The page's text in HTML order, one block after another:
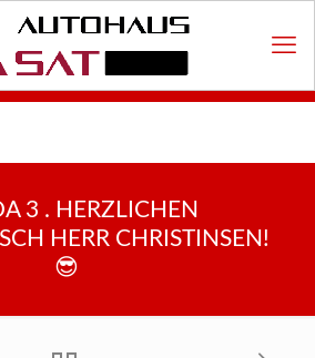
3 . HERZLICHEN
HERR CHRISTINSEN!
😎